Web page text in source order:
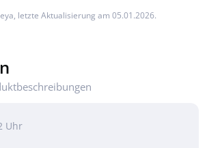
, letzte Aktualisierung am 05.01.2026.
Uhr